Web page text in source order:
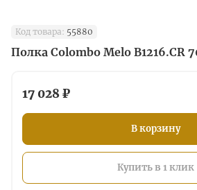
Код товара: 55880
Полка Colombo Melo B1216.CR
17 028 ₽
В корзину
Купить в 1 клик